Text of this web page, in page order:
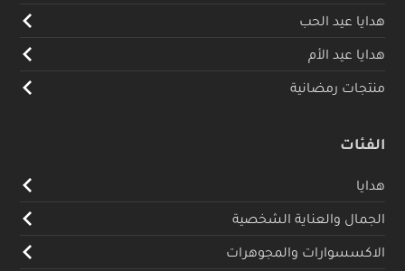
هدايا عيد الحب
هدايا عيد الأم
منتجات رمضانية
الفئات
هدايا
الجمال والعناية الشخصية
الاكسسوارات والمجوهرات